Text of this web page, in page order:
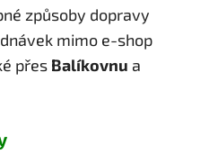
způsoby dopravy
mimo e-shop
přes Balíkovnu a